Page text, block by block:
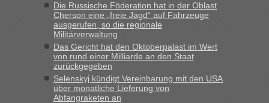
Die Russische Föderation hat in der Oblast
Cherson eine „freie Jagd“ auf Fahrzeuge
ausgerufen, so die regionale
Militärverwaltung
Das Gericht hat den Oktoberpalast im Wert
von rund einer Milliarde an den Staat
zurückgegeben
Selenskyj kündigt Vereinbarung mit den USA
über monatliche Lieferung von
Abfangraketen an